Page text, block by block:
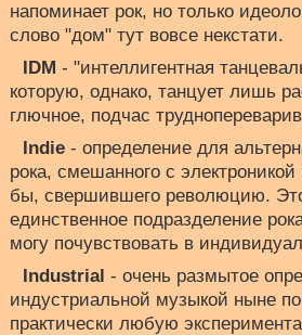
напоминает рок, но только
слово "дом" тут вовсе некстати.
IDM - "интеллигентная
которую, однако, танцует лишь
глючное, подчас
Indie - определение для
рока, смешанного с электроникой
бы, свершившего революцию.
единственное подразделение
могу почувствовать в
Industrial - очень размытое
индустриальной музыкой ныне
практически любую